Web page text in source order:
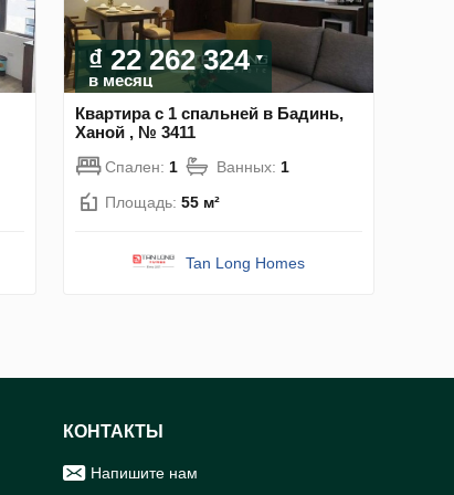
₫ 22 262 324
в месяц
Квартира с 1 спальней в Бадинь,
Ханой , № 3411
Спален: 1 Ванных: 1
Площадь: 55 м²
Tan Long Homes
КОНТАКТЫ
Напишите нам